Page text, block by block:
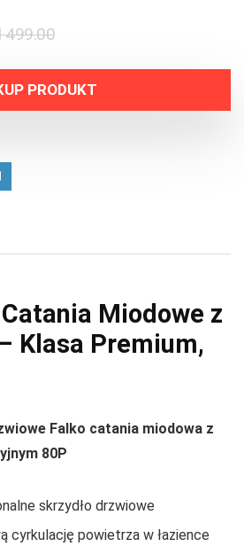
499.00
PRODUKT
Miodowe z
Klasa Premium,
Falko catania miodowa z
80P
skrzydło drzwiowe
cyrkulację powietrza w łazience